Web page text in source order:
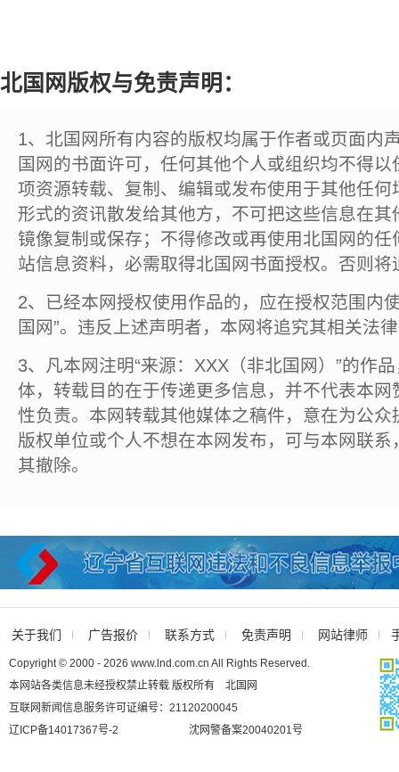
北国网版权与免责声明：
1、北国网所有内容的版权均属于作者或页面内
国网的书面许可，任何其他个人或组织均不得
项资源转载、复制、编辑或发布使用于其他任
形式的资讯散发给其他方，不可把这些信息在
镜像复制或保存；不得修改或再使用北国网的
站信息资料，必需取得北国网书面授权。否则将
2、已经本网授权使用作品的，应在授权范围内
国网”。违反上述声明者，本网将追究其相关法
3、凡本网注明“来源：XXX（非北国网）”的作
体，转载目的在于传递更多信息，并不代表本
性负责。本网转载其他媒体之稿件，意在为公
版权单位或个人不想在本网发布，可与本网联
其撤除。
关于我们 广告报价 联系方式 免责声明 网站律师
Copyright © 2000 - 2026 www.lnd.com.cn All Rights Reserved.
本网站各类信息未经授权禁止转载 版权所有 北国网
互联网新闻信息服务许可证编号：21120200045
辽ICP备14017367号-2
沈网警备案20040201号